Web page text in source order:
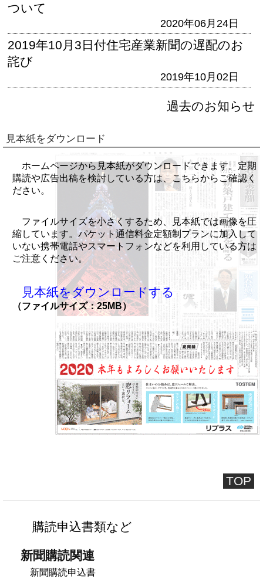
ついて
2020年06月24日
2019年10月3日付住宅産業新聞の遅配のお
詫び
2019年10月02日
過去のお知らせ
見本紙をダウンロード
ホームページから見本紙がダウンロードできます。定期
購読や広告出稿を検討している方は、こちらからご確認く
ださい。
ファイルサイズを小さくするため、見本紙では画像を圧
縮しています。パケット通信料金定額制プランに加入して
いない携帯電話やスマートフォンなどを利用している方は
ご注意ください。
見本紙をダウンロードする
（ファイルサイズ：25MB）
TOP
購読申込書類など
新聞購読関連
新聞購読申込書